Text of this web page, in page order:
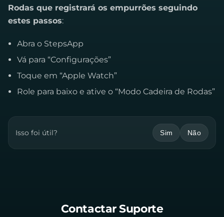
Rodas que registrará os empurrões seguindo
estes passos:
Abra o StepsApp
Vá para “Configurações”
Toque em “Apple Watch”
Role para baixo e ative o “Modo Cadeira de Rodas”
Isso foi útil? Sim Não
Contactar Suporte